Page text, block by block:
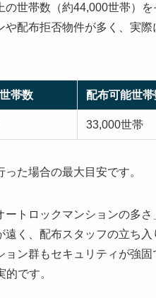
世帯数（約44,000世帯）
配布拒否物件が多く、実
帯数 配布可能世帯
33,000世帯
た場合の最大目安です。
トロックマンションの多
く、配布スタッフの立ち
ン群もセキュリティが強
です。